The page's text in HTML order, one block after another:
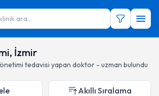
ara...
İzmir
tedavisi yapan doktor - uzman bulundu
Akıllı Sıralama